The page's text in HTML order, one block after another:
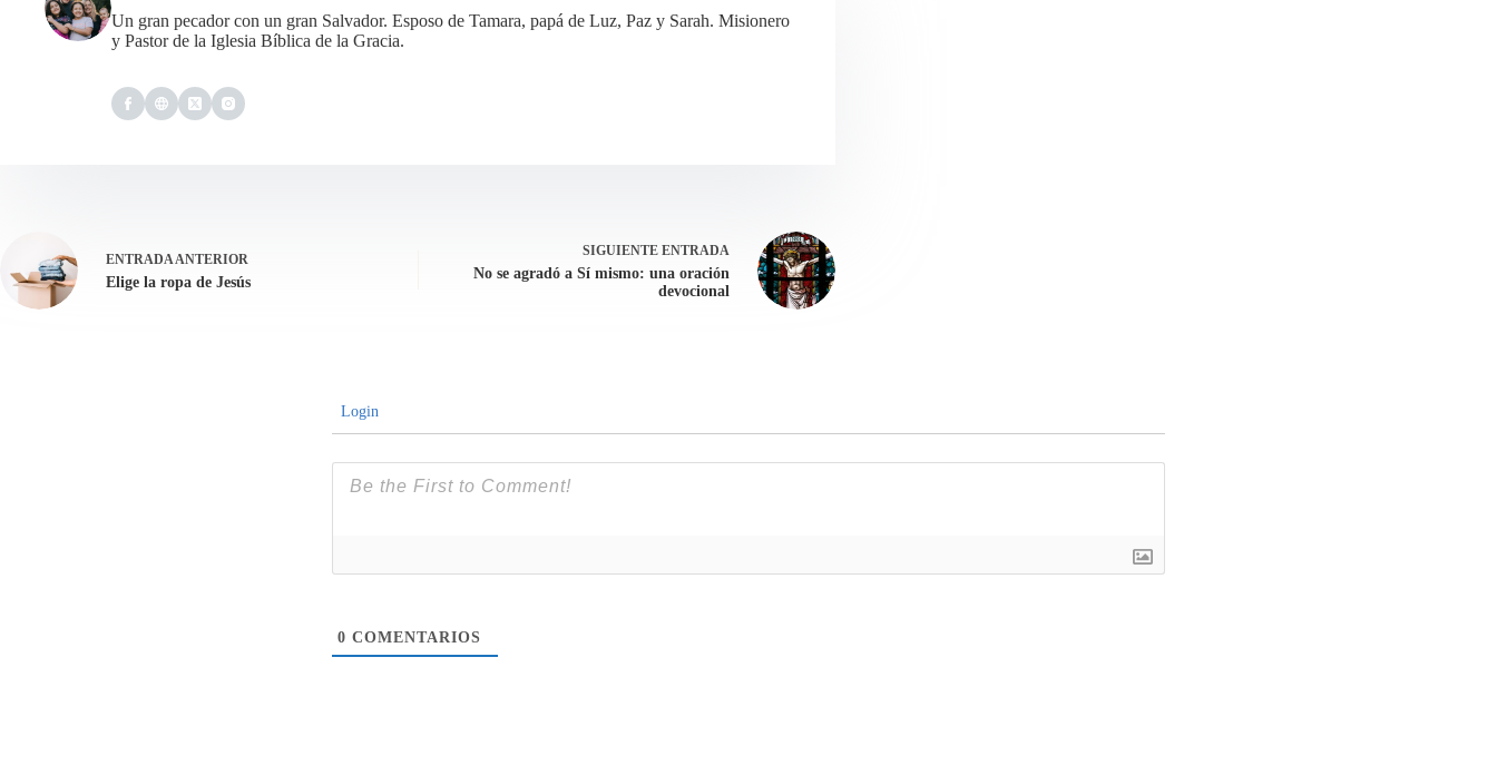
Un gran pecador con un gran Salvador. Esposo de Tamara, papá de Luz, Paz y Sarah. Misionero
y Pastor de la Iglesia Bíblica de la Gracia.
ENTRADAANTERIOR
Elige la ropa de Jesús
SIGUIENTE ENTRADA
No se agradó a Sí mismo: una oración
devocional
Login
0 COMENTARIOS